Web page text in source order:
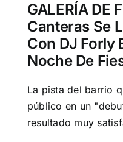
GALERÍA DE
Canteras Se
Con DJ Forly
Noche De
La pista del barrio
público en un
resultado muy